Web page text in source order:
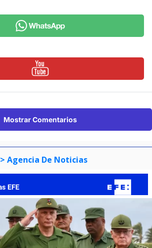
Mostrar Comentarios
> Agencia De Noticias